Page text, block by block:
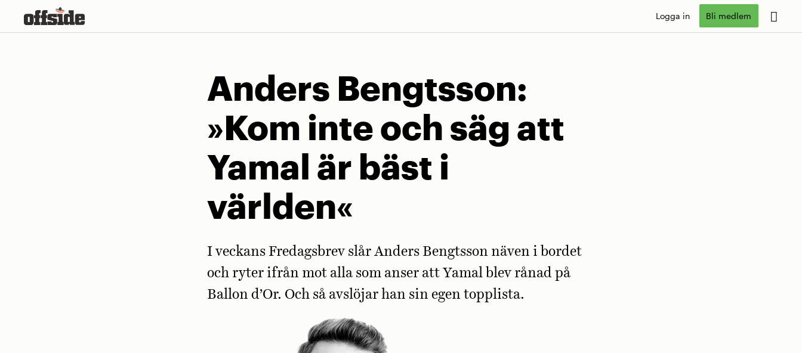
Logga in Bli medlem
Anders Bengtsson:
»Kom inte och säg att
Yamal är bäst i
världen«
I veckans Fredagsbrev slår Anders Bengtsson näven i bordet
och ryter ifrån mot alla som anser att Yamal blev rånad på
Ballon d’Or. Och så avslöjar han sin egen topplista.